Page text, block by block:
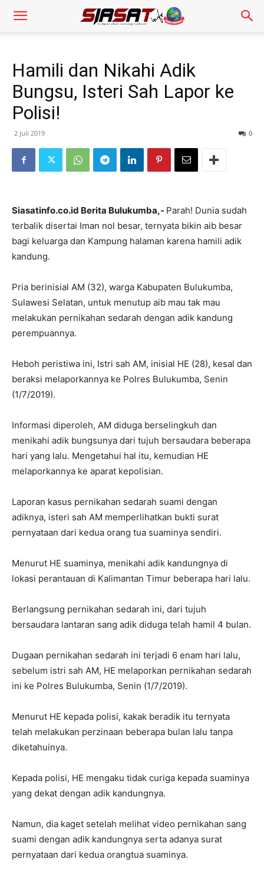
Hamili dan Nikahi Adik
Bungsu, Isteri Sah Lapor ke
Polisi!
2 Juli 2019 0
Siasatinfo.co.id Berita Bulukumba,- Parah! Dunia sudah
terbalik disertai Iman nol besar, ternyata bikin aib besar
bagi keluarga dan Kampung halaman karena hamili adik
kandung.
Pria berinisial AM (32), warga Kabupaten Bulukumba,
Sulawesi Selatan, untuk menutup aib mau tak mau
melakukan pernikahan sedarah dengan adik kandung
perempuannya.
Heboh peristiwa ini, Istri sah AM, inisial HE (28), kesal dan
beraksi melaporkannya ke Polres Bulukumba, Senin
(1/7/2019).
Informasi diperoleh, AM diduga berselingkuh dan
menikahi adik bungsunya dari tujuh bersaudara beberapa
hari yang lalu. Mengetahui hal itu, kemudian HE
melaporkannya ke aparat kepolisian.
Laporan kasus pernikahan sedarah suami dengan
adiknya, isteri sah AM memperlihatkan bukti surat
pernyataan dari kedua orang tua suaminya sendiri.
Menurut HE suaminya, menikahi adik kandungnya di
lokasi perantauan di Kalimantan Timur beberapa hari lalu.
Berlangsung pernikahan sedarah ini, dari tujuh
bersaudara lantaran sang adik diduga telah hamil 4 bulan.
Dugaan pernikahan sedarah ini terjadi 6 enam hari lalu,
sebelum istri sah AM, HE melaporkan pernikahan sedarah
ini ke Polres Bulukumba, Senin (1/7/2019).
Menurut HE kepada polisi, kakak beradik itu ternyata
telah melakukan perzinaan beberapa bulan lalu tanpa
diketahuinya.
Kepada polisi, HE mengaku tidak curiga kepada suaminya
yang dekat dengan adik kandungnya.
Namun, dia kaget setelah melihat video pernikahan sang
suami dengan adik kandungnya serta adanya surat
pernyataan dari kedua orangtua suaminya.